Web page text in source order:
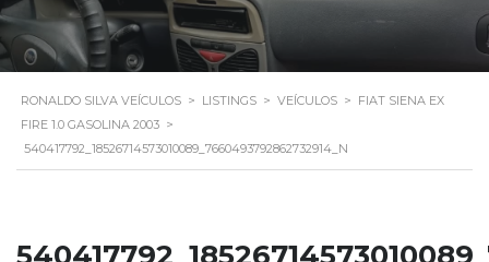
RONALDO SILVA VEÍCULOS > LISTINGS > VEÍCULOS > FIAT SIENA EX
FIRE 1.0 GASOLINA 2003 >
540417792_18526714573010089_7660493792862732914_N